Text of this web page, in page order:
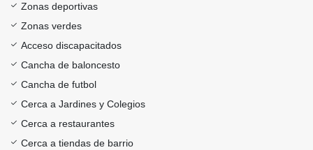
Zonas deportivas
Zonas verdes
Acceso discapacitados
Cancha de baloncesto
Cancha de futbol
Cerca a Jardines y Colegios
Cerca a restaurantes
Cerca a tiendas de barrio